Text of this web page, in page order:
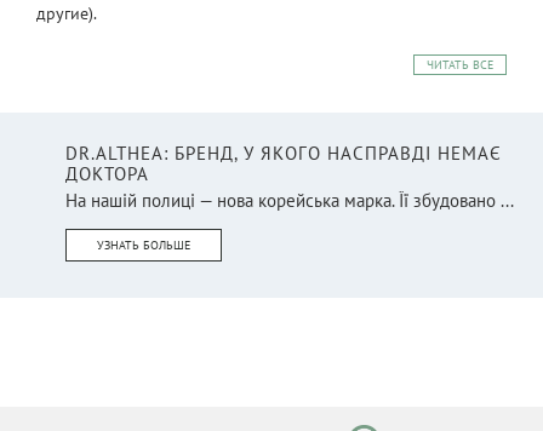
другие).
ЧИТАТЬ ВСЕ
DR.ALTHEA: БРЕНД, У ЯКОГО НАСПРАВДІ НЕМАЄ
ДОКТОРА
На нашій полиці — нова корейська марка. Її збудовано ...
УЗНАТЬ БОЛЬШЕ